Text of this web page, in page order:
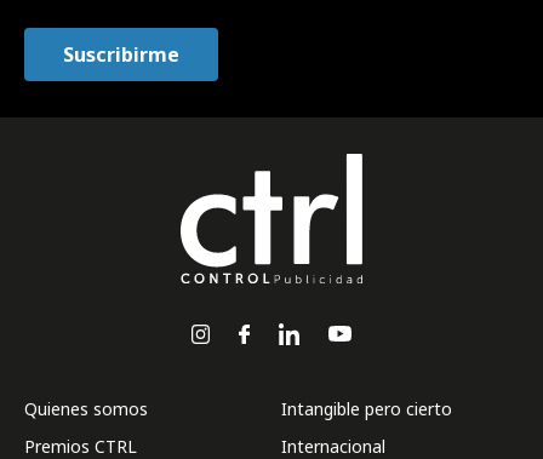
Quienes somos
Premios CTRL
Intangible pero cierto
Internacional